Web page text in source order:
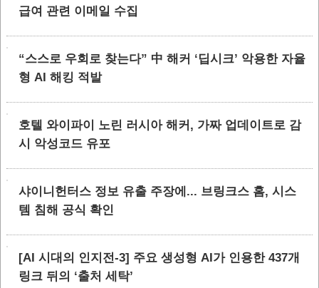
급여 관련 이메일 수집
“스스로 우회로 찾는다” 中 해커 ‘딥시크’ 악용한 자율
형 AI 해킹 적발
호텔 와이파이 노린 러시아 해커, 가짜 업데이트로 감
시 악성코드 유포
샤이니헌터스 정보 유출 주장에... 브링크스 홈, 시스
템 침해 공식 확인
[AI 시대의 인지전-3] 주요 생성형 AI가 인용한 437개
링크 뒤의 ‘출처 세탁’